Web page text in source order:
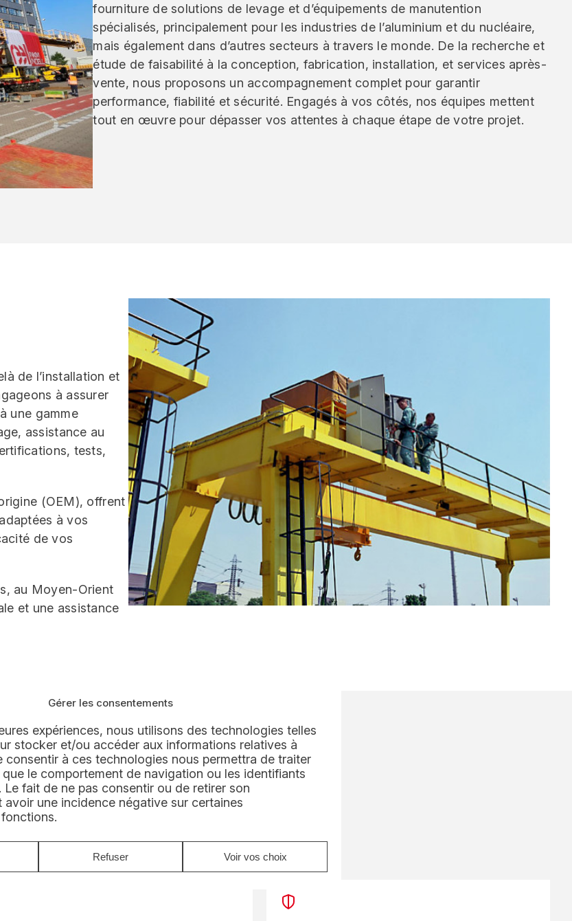
Gérer les consentements
expériences, nous utilisons des technologies telles
stocker et/ou accéder aux informations relatives à
consentir à ces technologies nous permettra de traiter
le comportement de navigation ou les identifiants
Le fait de ne pas consentir ou de retirer son
avoir une incidence négative sur certaines
Refuser Voir vos choix
fourniture de solutions de levage et d’équipements de manutention
spécialisés, principalement pour les industries de l’aluminium et du nucléaire,
mais également dans d’autres secteurs à travers le monde. De la recherche et
étude de faisabilité à la conception, fabrication, installation, et services après-
vente, nous proposons un accompagnement complet pour garantir
performance, fiabilité et sécurité. Engagés à vos côtés, nos équipes mettent
tout en œuvre pour dépasser vos attentes à chaque étape de votre projet.
de l’installation et
à assurer
une gamme
assistance au
tests,
(OEM), offrent
à vos
de vos
au Moyen-Orient
et une assistance
Noell ?
de levage ; nous
de vie de vos